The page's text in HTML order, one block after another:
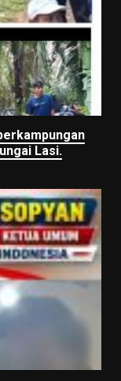
Lasi.